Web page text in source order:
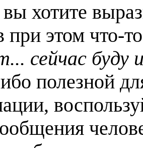
хотите
при этом что-
сейчас буду
полезной